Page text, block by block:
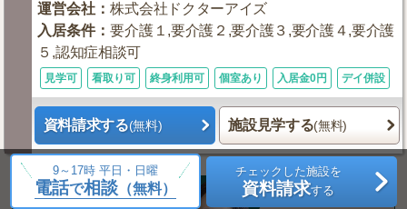
運営会社 ：株式会社ドクターアイズ
入居条件：要介護１,要介護２,要介護３,要介護４,要介護
５,認知症相談可
見学可 看取り可 終身利用可 個室あり 入居金0円 デイ併設
資料請求する(無料) 施設見学する(無料)
9～17時 平日・日曜
電話で相談（無料）
チェックした施設を
資料請求する